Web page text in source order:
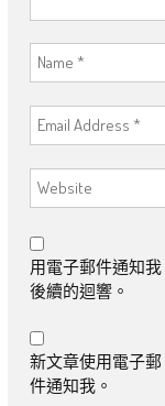
用電子郵件通知我
後續的迴響。
新文章使用電子郵
件通知我。